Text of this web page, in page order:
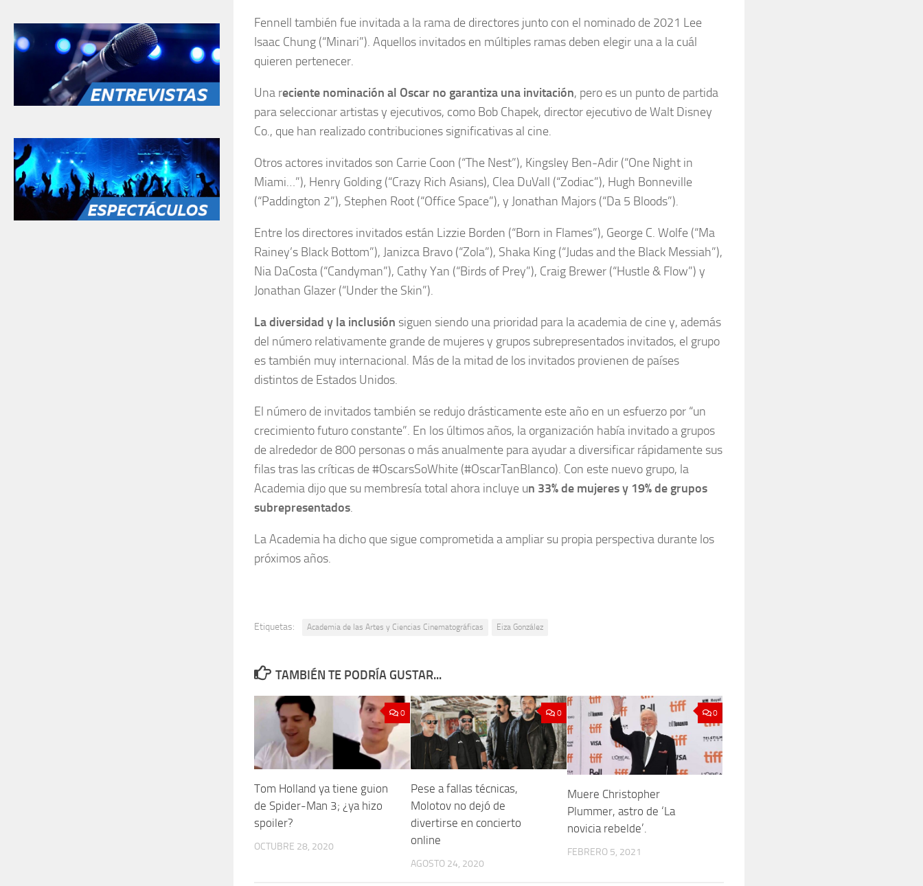
Fennell también fue invitada a la rama de directores junto con el nominado de 2021 Lee
Isaac Chung (“Minari”). Aquellos invitados en múltiples ramas deben elegir una a la cuál
quieren pertenecer.
Una reciente nominación al Oscar no garantiza una invitación, pero es un punto de partida
para seleccionar artistas y ejecutivos, como Bob Chapek, director ejecutivo de Walt Disney
Co., que han realizado contribuciones significativas al cine.
Otros actores invitados son Carrie Coon (“The Nest”), Kingsley Ben-Adir (“One Night in
Miami…”), Henry Golding (“Crazy Rich Asians), Clea DuVall (“Zodiac”), Hugh Bonneville
(“Paddington 2”), Stephen Root (“Office Space”), y Jonathan Majors (“Da 5 Bloods”).
Entre los directores invitados están Lizzie Borden (“Born in Flames”), George C. Wolfe (“Ma
Rainey’s Black Bottom”), Janizca Bravo (“Zola”), Shaka King (“Judas and the Black Messiah”),
Nia DaCosta (“Candyman”), Cathy Yan (“Birds of Prey”), Craig Brewer (“Hustle & Flow”) y
Jonathan Glazer (“Under the Skin”).
La diversidad y la inclusión siguen siendo una prioridad para la academia de cine y, además
del número relativamente grande de mujeres y grupos subrepresentados invitados, el grupo
es también muy internacional. Más de la mitad de los invitados provienen de países
distintos de Estados Unidos.
El número de invitados también se redujo drásticamente este año en un esfuerzo por “un
crecimiento futuro constante”. En los últimos años, la organización había invitado a grupos
de alrededor de 800 personas o más anualmente para ayudar a diversificar rápidamente sus
filas tras las críticas de #OscarsSoWhite (#OscarTanBlanco). Con este nuevo grupo, la
Academia dijo que su membresía total ahora incluye un 33% de mujeres y 19% de grupos
subrepresentados.
La Academia ha dicho que sigue comprometida a ampliar su propia perspectiva durante los
próximos años.
Etiquetas: Academia de las Artes y Ciencias Cinematográficas Eiza González
TAMBIÉN TE PODRÍA GUSTAR...
0
Tom Holland ya tiene guion
de Spider-Man 3; ¿ya hizo
spoiler?
OCTUBRE 28, 2020
0
Pese a fallas técnicas,
Molotov no dejó de
divertirse en concierto
online
AGOSTO 24, 2020
0
Muere Christopher
Plummer, astro de ‘La
novicia rebelde’.
FEBRERO 5, 2021